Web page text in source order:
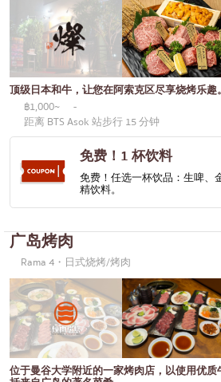
天妇罗
主厨推荐
高级日式餐厅
刺身/海鲜
日式西餐
烤鳗鱼
日本饭团
御好烧/天妇罗
丼（米饭）
自助餐
米其林
牛排
风车
沙吞
论坚果
拉玛九世
拉差达
帕卡侬
邦纳
很多的
乌东苏克
是拉差
暹罗天地
顶级日本和牛，让您在阿索克区尽享烧烤乐趣。
฿1,000~
-
距离 BTS Asok 站步行 15 分钟
免费！1 杯饮料
免费！任选一杯饮品：生啤、
精饮料。
广岛烤肉
Rama 4・日式烧烤/烤肉
位于曼谷大学附近的一家烤肉店，以使用优